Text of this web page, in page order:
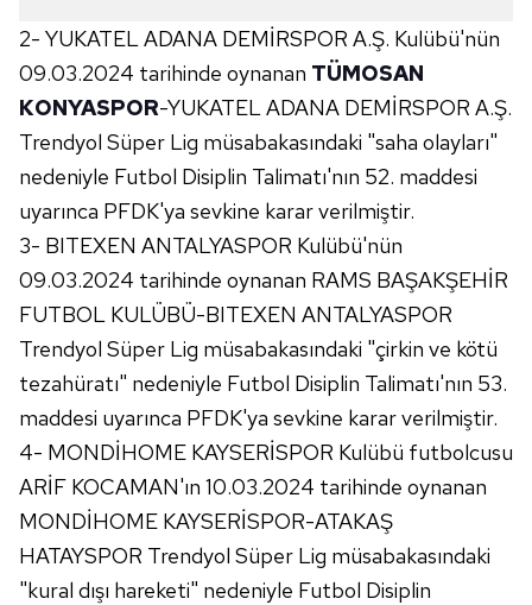
2- YUKATEL ADANA DEMİRSPOR A.Ş. Kulübü'nün
09.03.2024 tarihinde oynanan TÜMOSAN
KONYASPOR-YUKATEL ADANA DEMİRSPOR A.Ş.
Trendyol Süper Lig müsabakasındaki "saha olayları"
nedeniyle Futbol Disiplin Talimatı'nın 52. maddesi
uyarınca PFDK'ya sevkine karar verilmiştir.
3- BITEXEN ANTALYASPOR Kulübü'nün
09.03.2024 tarihinde oynanan RAMS BAŞAKŞEHİR
FUTBOL KULÜBÜ-BITEXEN ANTALYASPOR
Trendyol Süper Lig müsabakasındaki "çirkin ve kötü
tezahüratı" nedeniyle Futbol Disiplin Talimatı'nın 53.
maddesi uyarınca PFDK'ya sevkine karar verilmiştir.
4- MONDİHOME KAYSERİSPOR Kulübü futbolcusu
ARİF KOCAMAN'ın 10.03.2024 tarihinde oynanan
MONDİHOME KAYSERİSPOR-ATAKAŞ
HATAYSPOR Trendyol Süper Lig müsabakasındaki
"kural dışı hareketi" nedeniyle Futbol Disiplin